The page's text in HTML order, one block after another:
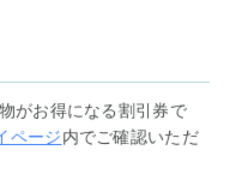
がお得になる割引券で
ページ内でご確認いただ